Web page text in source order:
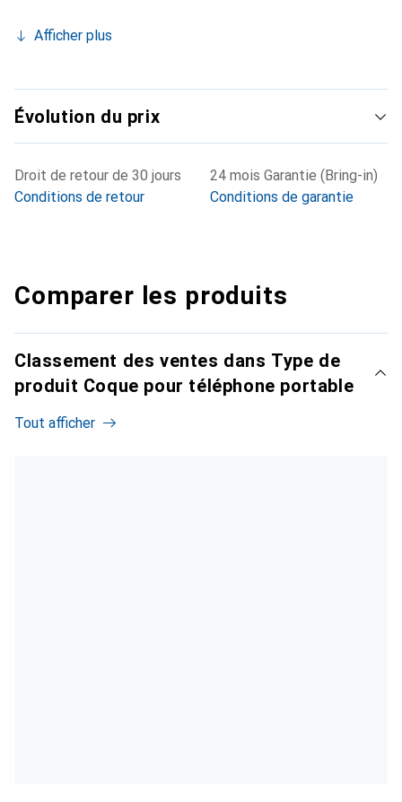
Afficher plus
Évolution du prix
Droit de retour de 30 jours
Conditions de retour
24 mois Garantie (Bring-in)
Conditions de garantie
Comparer les produits
Classement des ventes dans Type de
produit Coque pour téléphone portable
Tout afficher